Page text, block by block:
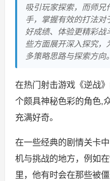
吸引玩家探索，而师兄
手，掌握有效的打法对
好成绩、体验更精彩战
些方面展开深入探究，
多策略思路与探索方向。
在热门射击游戏《逆战
个颇具神秘色彩的角色,
充满好奇。
在一些经典的剧情关卡
机与挑战的地方，例如
里，他有时会在那些被